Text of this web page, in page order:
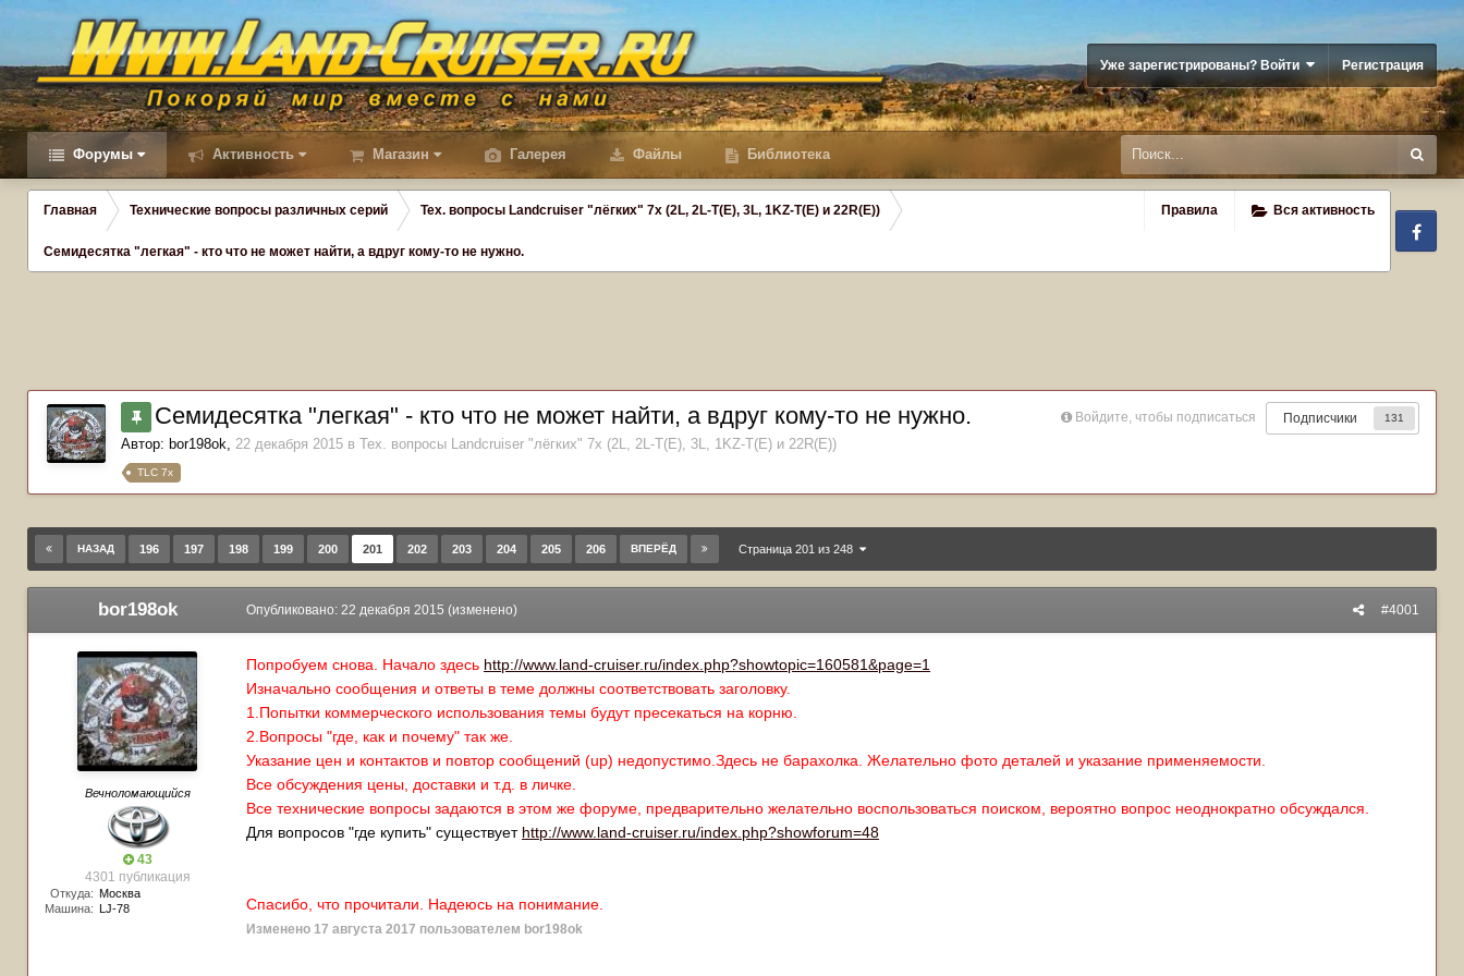
Уже зарегистрированы? Войти Регистрация
Форумы Активность Магазин Галерея Файлы Библиотека
Правила Вся активность
Главная Технические вопросы различных серий Тех. вопросы Landcruiser "лёгких" 7x (2L, 2L-T(Е), 3L, 1KZ-T(E) и 22R(Е))
Семидесятка "легкая" - кто что не может найти, а вдруг кому-то не нужно.
Войдите, чтобы подписаться Подписчики 131
Семидесятка "легкая" - кто что не может найти, а вдруг кому-то не нужно.
Автор: bor198ok, 22 декабря 2015 в Тех. вопросы Landcruiser "лёгких" 7x (2L, 2L-T(Е), 3L, 1KZ-T(E) и 22R(Е))
TLC 7x
НАЗАД 196 197 198 199 200 201 202 203 204 205 206 ВПЕРЁД Страница 201 из 248
bor198ok
Вечноломающийся
43
4301 публикация
Откуда: Москва
Машина: LJ-78
#4001
Опубликовано: 22 декабря 2015 (изменено)
Попробуем снова. Начало здесь http://www.land-cruiser.ru/index.php?showtopic=160581&page=1
Изначально сообщения и ответы в теме должны соответствовать заголовку.
1.Попытки коммерческого использования темы будут пресекаться на корню.
2.Вопросы "где, как и почему" так же.
Указание цен и контактов и повтор сообщений (up) недопустимо.Здесь не барахолка. Желательно фото деталей и указание применяемости.
Все обсуждения цены, доставки и т.д. в личке.
Все технические вопросы задаются в этом же форуме, предварительно желательно воспользоваться поиском, вероятно вопрос неоднократно обсуждался.
Для вопросов "где купить" существует http://www.land-cruiser.ru/index.php?showforum=48
Спасибо, что прочитали. Надеюсь на понимание.
Изменено 17 августа 2017 пользователем bor198ok